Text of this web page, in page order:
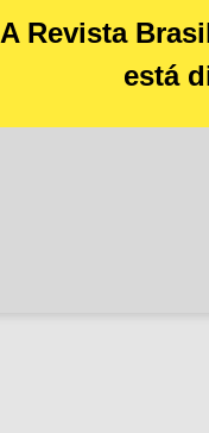
A Revista
está